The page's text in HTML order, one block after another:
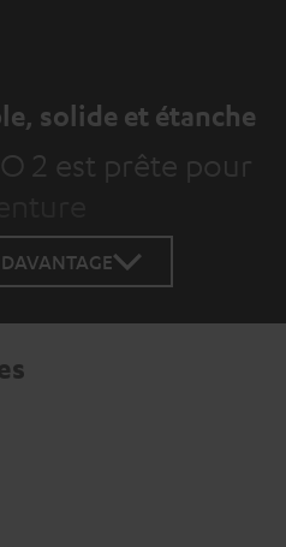
solide et étanche
2 est prête pour